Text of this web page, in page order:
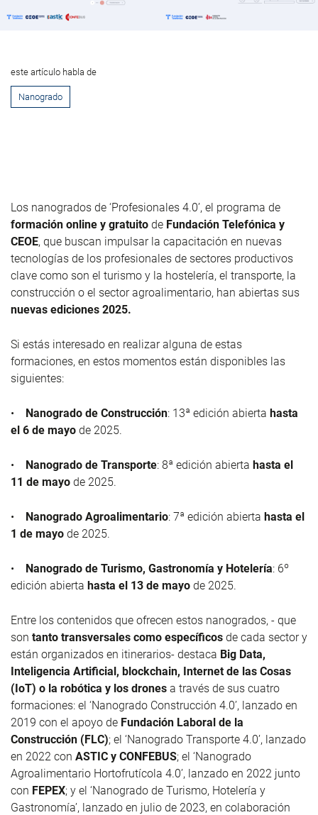
este artículo habla de
Nanogrado
Los nanogrados de ‘Profesionales 4.0’, el programa de
formación online y gratuito de Fundación Telefónica y
CEOE, que buscan impulsar la capacitación en nuevas
tecnologías de los profesionales de sectores productivos
clave como son el turismo y la hostelería, el transporte, la
construcción o el sector agroalimentario, han abiertas sus
nuevas ediciones 2025.
Si estás interesado en realizar alguna de estas
formaciones, en estos momentos están disponibles las
siguientes:
• Nanogrado de Construcción: 13ª edición abierta hasta
el 6 de mayo de 2025.
• Nanogrado de Transporte: 8ª edición abierta hasta el
11 de mayo de 2025.
• Nanogrado Agroalimentario: 7ª edición abierta hasta el
1 de mayo de 2025.
• Nanogrado de Turismo, Gastronomía y Hotelería: 6º
edición abierta hasta el 13 de mayo de 2025.
Entre los contenidos que ofrecen estos nanogrados, - que
son tanto transversales como específicos de cada sector y
están organizados en itinerarios- destaca Big Data,
Inteligencia Artificial, blockchain, Internet de las Cosas
(IoT) o la robótica y los drones a través de sus cuatro
formaciones: el ‘Nanogrado Construcción 4.0’, lanzado en
2019 con el apoyo de Fundación Laboral de la
Construcción (FLC); el ‘Nanogrado Transporte 4.0’, lanzado
en 2022 con ASTIC y CONFEBUS; el ‘Nanogrado
Agroalimentario Hortofrutícola 4.0’, lanzado en 2022 junto
con FEPEX; y el ‘Nanogrado de Turismo, Hotelería y
Gastronomía’, lanzado en julio de 2023, en colaboración